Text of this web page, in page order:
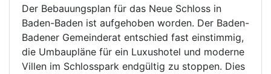
Der Bebauungsplan für das Neue Schloss in
Baden-Baden ist aufgehoben worden. Der Baden-
Badener Gemeinderat entschied fast einstimmig,
die Umbaupläne für ein Luxushotel und moderne
Villen im Schlosspark endgültig zu stoppen. Dies